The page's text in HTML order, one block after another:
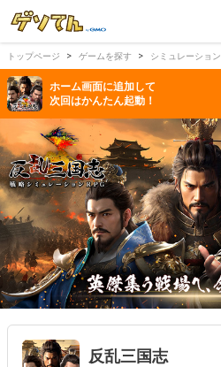
トップページ ゲームを探す シミュレーション
ホーム画面に追加して
次回はかんたん起動！
反乱三国志